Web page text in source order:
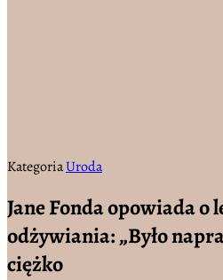
KategoriaUroda
Jane Fonda opowiada o
odżywiania: „Było
ciężko